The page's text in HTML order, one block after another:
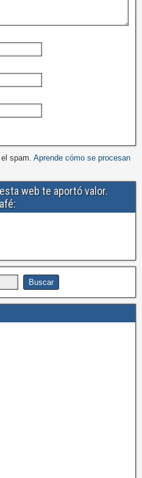
spam. Aprende cómo se procesan
web te aportó valor.